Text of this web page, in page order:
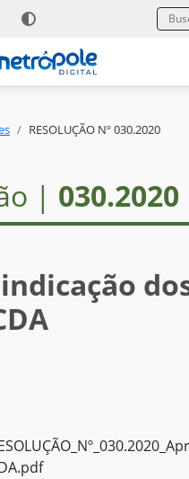
RESOLUÇÃO Nº 030.2020
| 030.2020